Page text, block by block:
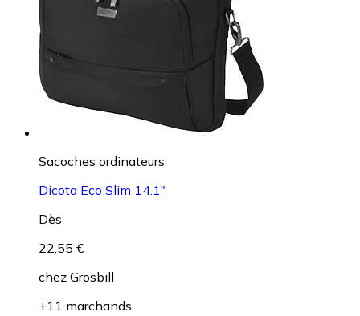
Sacoches ordinateurs
Dicota Eco Slim 14.1"
Dès
22,55 €
chez Grosbill
+11 marchands